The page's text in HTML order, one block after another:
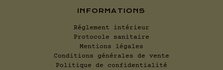
INFORMATIONS
Réglement intérieur
Protocole sanitaire
Mentions légales
Conditions générales de vente
Politique de confidentialité